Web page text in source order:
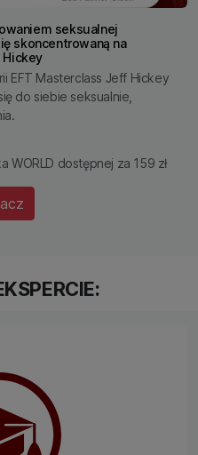
seksualnej
skoncentrowaną na
Hickey
EFT Masterclass Jeff Hickey
do siebie seksualnie,
WORLD dostępnej za 159 zł